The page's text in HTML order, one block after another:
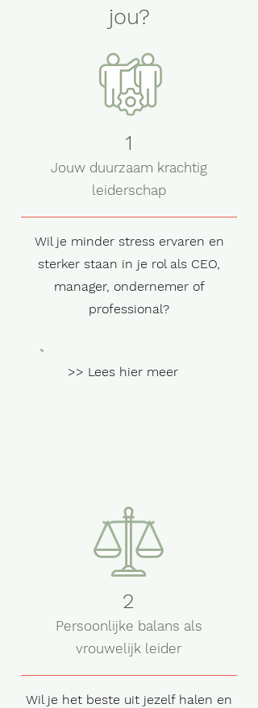
jou?
1
Jouw duurzaam krachtig
leiderschap
Wil je minder stress ervaren en
sterker staan in je rol als CEO,
manager, ondernemer of
professional?
>> Lees hier meer
2
Persoonlijke balans als
vrouwelijk leider
Wil je het beste uit jezelf halen en